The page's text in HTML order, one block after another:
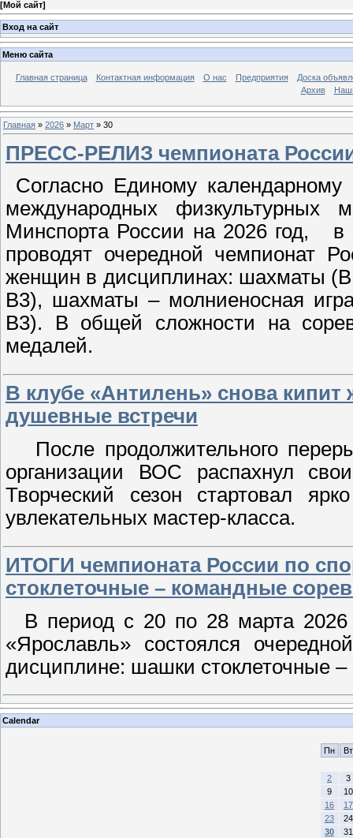
[Мой сайт]
Вход на сайт
Меню сайта
Главная страница Контактная информация О нас Предприятия
Доска
Архив
Главная » 2026 » Март » 30
ПРЕСС-РЕЛИЗ чемпионата
Согласно Единому
международных физкультурных
Минспорта России на 2026 год, в
проводят очередной чемпионат
женщин в дисциплинах: шахматы
В3), шахматы – молниеносная
В3). В общей сложности на
медалей.
В клубе «Антилень» снова
душевные встречи
После продолжительного
организации ВОС распахнул
Творческий сезон стартовал
увлекательных мастер-класса.
ИТОГИ чемпионата России по
стоклеточные – командные
В период с 20 по 28 марта 2026
«Ярославль» состоялся
дисциплине: шашки стоклеточные
Calendar
Пн Вт
2
3
9
10
16
17
23
24
30
31